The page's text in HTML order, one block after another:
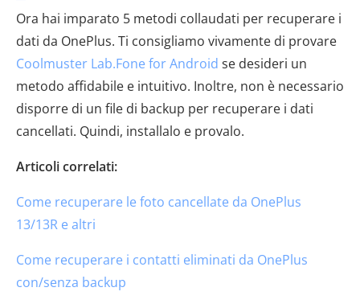
Ora hai imparato 5 metodi collaudati per recuperare i
dati da OnePlus. Ti consigliamo vivamente di provare
Coolmuster Lab.Fone for Android se desideri un
metodo affidabile e intuitivo. Inoltre, non è necessario
disporre di un file di backup per recuperare i dati
cancellati. Quindi, installalo e provalo.
Articoli correlati:
Come recuperare le foto cancellate da OnePlus
13/13R e altri
Come recuperare i contatti eliminati da OnePlus
con/senza backup